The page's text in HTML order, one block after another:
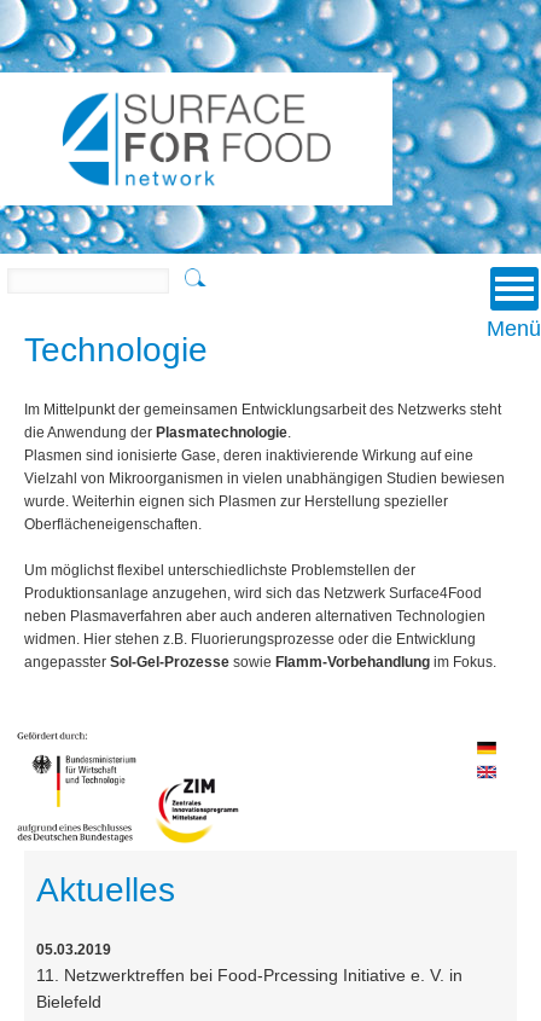
Menü
Suchen
Technologie
Im Mittelpunkt der gemeinsamen Entwicklungsarbeit des Netzwerks steht
die Anwendung der Plasmatechnologie.
Plasmen sind ionisierte Gase, deren inaktivierende Wirkung auf eine
Vielzahl von Mikroorganismen in vielen unabhängigen Studien bewiesen
wurde. Weiterhin eignen sich Plasmen zur Herstellung spezieller
Oberflächeneigenschaften.
Um möglichst flexibel unterschiedlichste Problemstellen der
Produktionsanlage anzugehen, wird sich das Netzwerk Surface4Food
neben Plasmaverfahren aber auch anderen alternativen Technologien
widmen. Hier stehen z.B. Fluorierungsprozesse oder die Entwicklung
angepasster Sol-Gel-Prozesse sowie Flamm-Vorbehandlung im Fokus.
Aktuelles
05.03.2019
11. Netzwerktreffen bei Food-Prcessing Initiative e. V. in
Bielefeld